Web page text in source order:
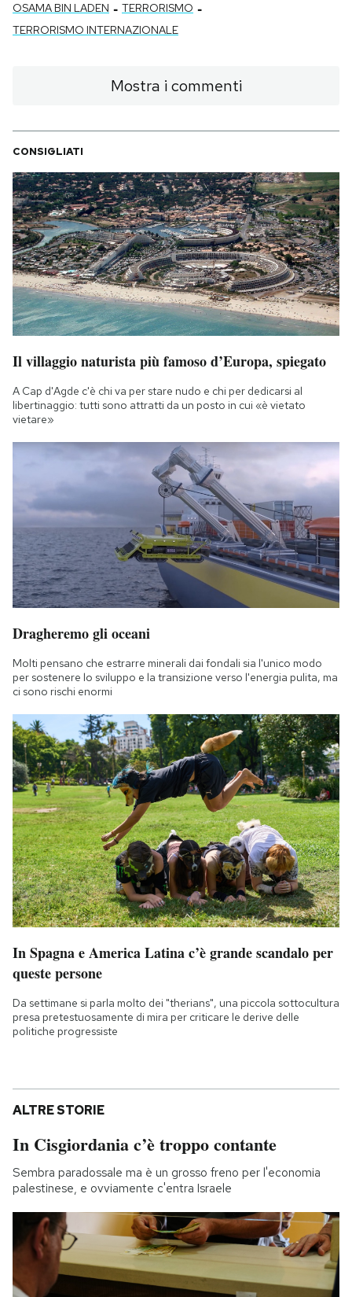
OSAMA BIN LADEN - TERRORISMO -
TERRORISMO INTERNAZIONALE
Mostra i commenti
CONSIGLIATI
Il villaggio naturista più famoso d’Europa, spiegato
A Cap d'Agde c'è chi va per stare nudo e chi per dedicarsi al
libertinaggio: tutti sono attratti da un posto in cui «è vietato
vietare»
Dragheremo gli oceani
Molti pensano che estrarre minerali dai fondali sia l'unico modo
per sostenere lo sviluppo e la transizione verso l'energia pulita, ma
ci sono rischi enormi
In Spagna e America Latina c’è grande scandalo per
queste persone
Da settimane si parla molto dei "therians", una piccola sottocultura
presa pretestuosamente di mira per criticare le derive delle
politiche progressiste
ALTRE STORIE
In Cisgiordania c’è troppo contante
Sembra paradossale ma è un grosso freno per l'economia
palestinese, e ovviamente c'entra Israele